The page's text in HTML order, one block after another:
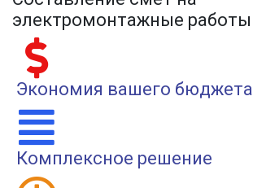
электромонтажные работы
Экономия вашего бюджета
Комплексное решение